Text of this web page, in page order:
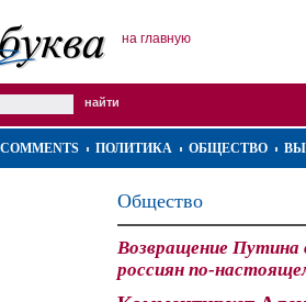
на главную
ПОЛИТИКА ОБЩЕСТВО
Общество
Возвращение Путина
россиян по-